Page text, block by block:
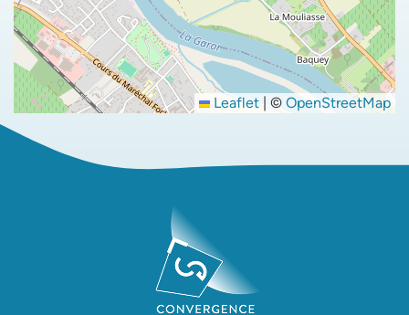
Leaflet | © OpenStreetMap